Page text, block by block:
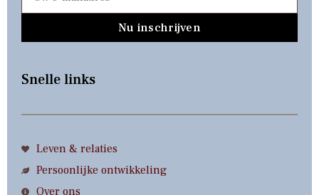
Nu inschrijven
Snelle links
Leven & relaties
Persoonlijke ontwikkeling
Over ons